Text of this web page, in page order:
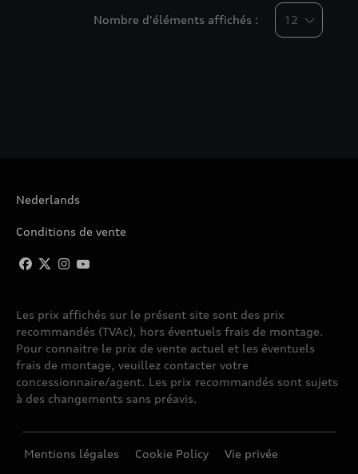
Nombre d'éléments affichés :
Nederlands
Conditions de vente
Les prix affichés sur le présent site sont des prix
recommandés (TVAc), hors éventuels frais de montage.
Pour connaitre le prix de vente actuel et les éventuels
frais de montage, veuillez contacter votre
concessionnaire/agent. Les prix recommandés sont sujets
à des changements sans préavis.
Mentions légales Cookie Policy Vie privée